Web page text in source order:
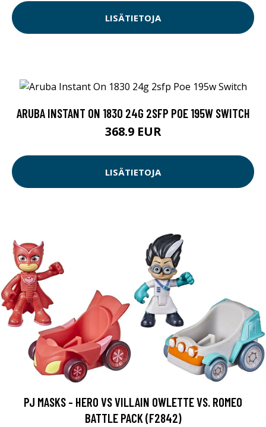
LISÄTIETOJA
ARUBA INSTANT ON 1830 24G 2SFP POE 195W SWITCH
368.9 EUR
LISÄTIETOJA
PJ MASKS - HERO VS VILLAIN OWLETTE VS. ROMEO
BATTLE PACK (F2842)